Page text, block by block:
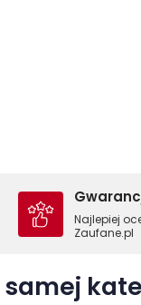
Najlepiej
Zaufane.pl